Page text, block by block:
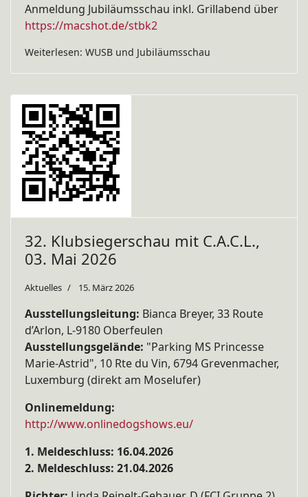
Anmeldung Jubiläumsschau inkl. Grillabend über
https://macshot.de/stbk2
Weiterlesen: WUSB und Jubiläumsschau
32. Klubsiegerschau mit C.A.C.L.,
03. Mai 2026
Aktuelles 15. März 2026
Ausstellungsleitung: Bianca Breyer, 33 Route
d’Arlon, L-9180 Oberfeulen
Ausstellungsgelände: "Parking MS Princesse
Marie-Astrid", 10 Rte du Vin, 6794 Grevenmacher,
Luxemburg (direkt am Moselufer)
Onlinemeldung:
http://www.onlinedogshows.eu/
1. Meldeschluss: 16.04.2026
2. Meldeschluss: 21.04.2026